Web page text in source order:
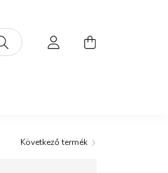
Következő termék